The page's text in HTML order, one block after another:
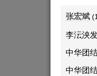
张宏斌
李沄泱
中华团
中华团